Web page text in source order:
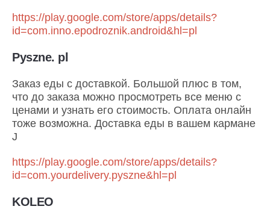
https://play.google.com/store/apps/details?
id=com.inno.epodroznik.android&hl=pl
Pyszne. pl
Заказ еды с доставкой. Большой плюс в том,
что до заказа можно просмотреть все меню с
ценами и узнать его стоимость. Оплата онлайн
тоже возможна. Доставка еды в вашем кармане
J
https://play.google.com/store/apps/details?
id=com.yourdelivery.pyszne&hl=pl
KOLEO